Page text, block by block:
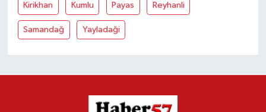
Kirikhan Kumlu Payas Reyhanli
Samandağ Yayladaği